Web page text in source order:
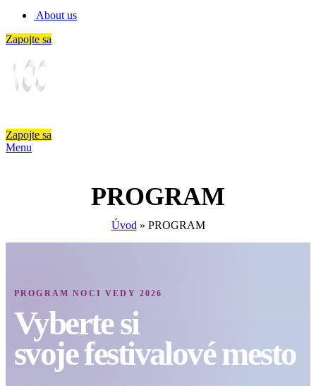
About us
Zapojte sa
Zapojte sa
Menu
PROGRAM
Úvod » PROGRAM
PROGRAM NOCI VEDY 2026
Vyberte si
svoje festivalové mesto